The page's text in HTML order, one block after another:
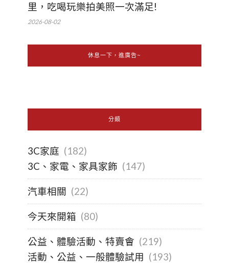
里，吃喝玩樂拍美照一次滿足!
2026-08-02
休息一下，進廣告~
分類
3C家庭 (182)
3C、家電、家具家飾 (147)
汽車相關 (22)
今天來開箱 (80)
公益、體驗活動、特賣會 (219)
活動、公益、一般體驗試用 (193)